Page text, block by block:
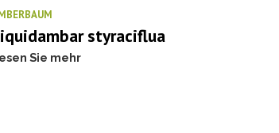
styraciflua
Sie mehr